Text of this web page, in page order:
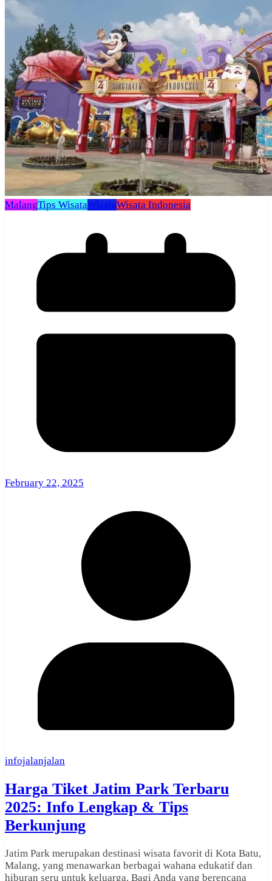
MalangTips WisataWisataWisata Indonesia
February 22, 2025
infojalanjalan
Harga Tiket Jatim Park Terbaru
2025: Info Lengkap & Tips
Berkunjung
Jatim Park merupakan destinasi wisata favorit di Kota Batu,
Malang, yang menawarkan berbagai wahana edukatif dan
hiburan seru untuk keluarga. Bagi Anda yang berencana